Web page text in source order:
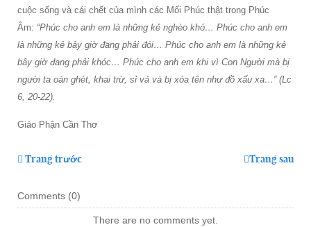
cuộc sống và cái chết của mình các Mối Phúc thật trong Phúc
Âm: “Phúc cho anh em là những kẻ nghèo khó… Phúc cho anh em
là những kẻ bây giờ đang phải đói… Phúc cho anh em là những kẻ
bây giờ đang phải khóc… Phúc cho anh em khi vì Con Người mà bị
người ta oán ghét, khai trừ, sỉ vả và bị xóa tên như đồ xấu xa…” (Lc
6, 20-22).
Giáo Phận Cần Thơ
Trang trước Trang sau
Comments (0)
There are no comments yet.